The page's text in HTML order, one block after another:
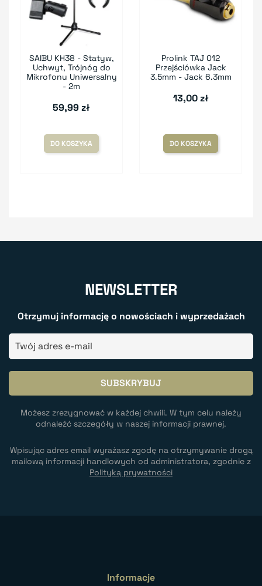
SAIBU KH38 - Statyw,
Uchwyt, Trójnóg do
Mikrofonu Uniwersalny
- 2m
59,99 zł
DO KOSZYKA
Prolink TAJ 012
Przejściówka Jack
3.5mm - Jack 6.3mm
13,00 zł
DO KOSZYKA
NEWSLETTER
Otrzymuj informację o nowościach i wyprzedażach
Możesz zrezygnować w każdej chwili. W tym celu należy
odnaleźć szczegóły w naszej informacji prawnej.
Wpisując adres email wyrażasz zgodę na otrzymywanie drogą
mailową informacji handlowych od administratora, zgodnie z
Polityką prywatności
Informacje